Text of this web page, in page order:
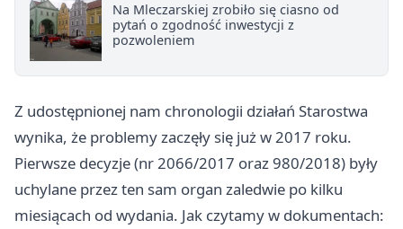
Na Mleczarskiej zrobiło się ciasno od
pytań o zgodność inwestycji z
pozwoleniem
Z udostępnionej nam chronologii działań Starostwa
wynika, że problemy zaczęły się już w 2017 roku.
Pierwsze decyzje (nr 2066/2017 oraz 980/2018) były
uchylane przez ten sam organ zaledwie po kilku
miesiącach od wydania. Jak czytamy w dokumentach: